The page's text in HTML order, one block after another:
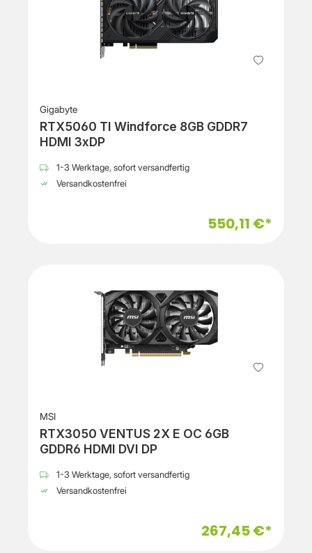
Gigabyte
RTX5060 TI Windforce 8GB GDDR7
HDMI 3xDP
1-3 Werktage, sofort versandfertig
Versandkostenfrei
550,11 €*
MSI
RTX3050 VENTUS 2X E OC 6GB
GDDR6 HDMI DVI DP
1-3 Werktage, sofort versandfertig
Versandkostenfrei
267,45 €*